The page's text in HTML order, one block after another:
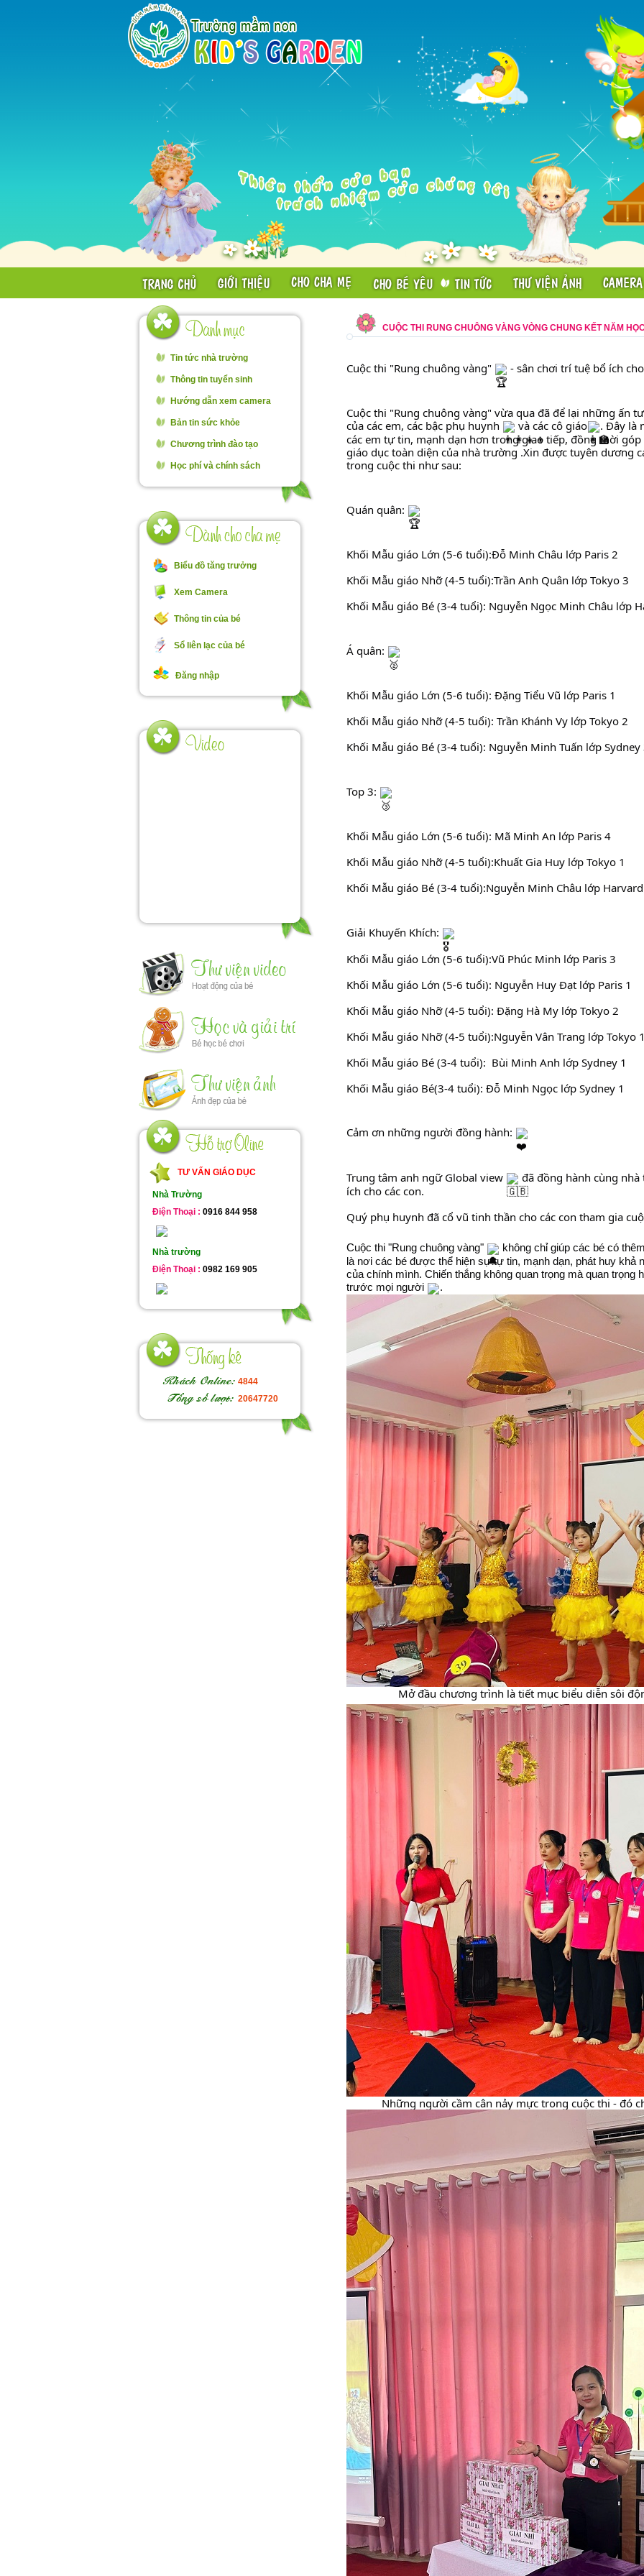
Tin tức nhà trường
Thông tin tuyển sinh
Hướng dẫn xem camera
Bản tin sức khỏe
Chương trình đào tạo
Học phí và chính sách
Biểu đồ tăng trưởng
Xem Camera
Thông tin của bé
Sổ liên lạc của bé
Đăng nhập
TƯ VẤN GIÁO DỤC
Nhà Trường
Điện Thoại : 0916 844 958
Nhà trường
Điện Thoại : 0982 169 905
4844
20647720
CUỘC THI RUNG CHUÔNG VÀNG VÒNG CHUNG KẾT NĂM
Cuộc thi "Rung chuông vàng" - sân chơi trí tuệ bổ ích
Cuộc thi "Rung chuông vàng" vừa qua đã để lại những ấn
của các em, các bậc phụ huynh
và các cô giáo
. Đây là
các em tự tin, mạnh dạn hơn trong giao tiếp, đồng thời
giáo dục toàn diện của nhà trường .Xin được tuyên dương
trong cuộc thi như sau:
Quán quân:
Khối Mẫu giáo Lớn (5-6 tuổi):Đỗ Minh Châu lớp Paris 2
Khối Mẫu giáo Nhỡ (4-5 tuổi):Trần Anh Quân lớp Tokyo 3
Khối Mẫu giáo Bé (3-4 tuổi): Nguyễn Ngọc Minh Châu lớp
Á quân:
Khối Mẫu giáo Lớn (5-6 tuổi): Đặng Tiểu Vũ lớp Paris 1
Khối Mẫu giáo Nhỡ (4-5 tuổi): Trần Khánh Vy lớp Tokyo 2
Khối Mẫu giáo Bé (3-4 tuổi): Nguyễn Minh Tuấn lớp Sydney
Top 3:
Khối Mẫu giáo Lớn (5-6 tuổi): Mã Minh An lớp Paris 4
Khối Mẫu giáo Nhỡ (4-5 tuổi):Khuất Gia Huy lớp Tokyo 1
Khối Mẫu giáo Bé (3-4 tuổi):Nguyễn Minh Châu lớp
Giải Khuyến Khích:
Khối Mẫu giáo Lớn (5-6 tuổi):Vũ Phúc Minh lớp Paris 3
Khối Mẫu giáo Lớn (5-6 tuổi): Nguyễn Huy Đạt lớp Paris 1
Khối Mẫu giáo Nhỡ (4-5 tuổi): Đặng Hà My lớp Tokyo 2
Khối Mẫu giáo Nhỡ (4-5 tuổi):Nguyễn Vân Trang lớp Tokyo
Khối Mẫu giáo Bé (3-4 tuổi):  Bùi Minh Anh lớp Sydney 1
Khối Mẫu giáo Bé(3-4 tuổi): Đỗ Minh Ngọc lớp Sydney 1
Cảm ơn những người đồng hành:
Trung tâm anh ngữ Global view
đã đồng hành cùng
ích cho các con.
Quý phụ huynh đã cổ vũ tinh thần cho các con tham gia
Cuộc thi "Rung chuông vàng"
không chỉ giúp các bé có
là nơi các bé được thể hiện sự tự tin, mạnh dạn, phát huy khả
của chính mình. Chiến thắng không quan trọng mà quan trọng
trước mọi người
.
Những người cầm cân nảy mực trong cuộc thi - đó